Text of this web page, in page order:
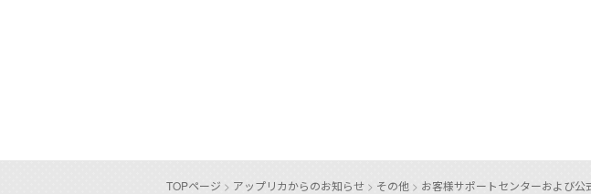
TOPページ > アップリカからのお知らせ > その他 > お客様サポートセンターおよび